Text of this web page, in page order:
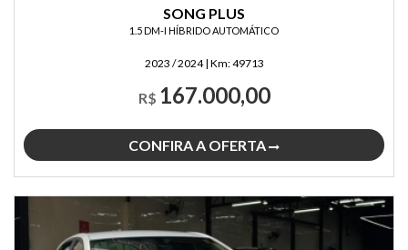
SONG PLUS
1.5 DM-I HÍBRIDO AUTOMÁTICO
2023 / 2024| Km:49713
R$ 167.000,00
CONFIRA A OFERTA